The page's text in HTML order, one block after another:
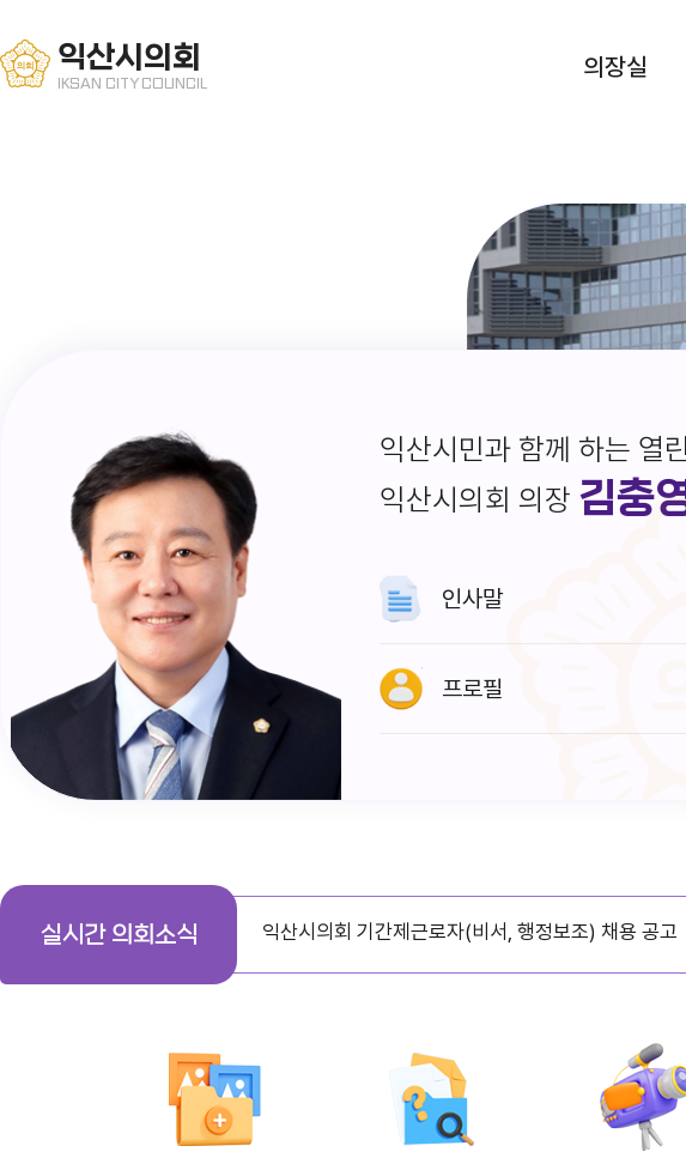
익산시의회
IKSAN CITY COUNCIL
의장실
익산시민과 함께 하는 열
익산시의회 의장 김충
인사말
프로필
실시간 의회소식 익산시의회 기간제근로자(비서, 행정보조) 채용 공고
2026년도 제4회 익산시의회 지방임기제공무원 채용